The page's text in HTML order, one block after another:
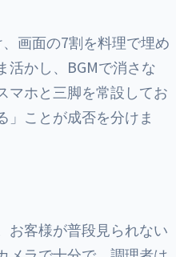
画面の7割を料理で埋め
活かし、BGMで消さな
マホと三脚を常設してお
」ことが成否を分けま
お客様が普段見られない